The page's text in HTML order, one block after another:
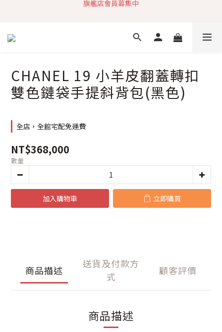
加入社群 獲取最新商品資訊
CHANEL 19 小羊皮翻蓋轉扣
雙色鏈袋手提斜背包(黑色)
全店，全館宅配免運費
NT$368,000
數量
加入購物車 立即購買
商品描述
送貨及付款方
式
顧客評價
商品描述